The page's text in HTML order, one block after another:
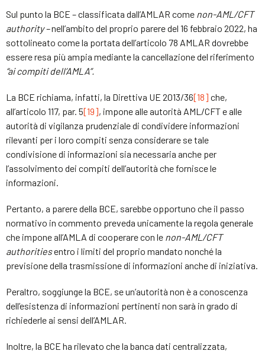
Sul punto la BCE – classificata dall’AMLAR come non-AML/CFT
authority –nell’ambito del proprio parere del 16 febbraio 2022, ha
sottolineato come la portata dell’articolo 78 AMLAR dovrebbe
essere resa più ampia mediante la cancellazione del riferimento
“ai compiti dell’AMLA”.
La BCE richiama, infatti, la Direttiva UE 2013/36[18] che,
all’articolo 117, par. 5[19], impone alle autorità AML/CFT e alle
autorità di vigilanza prudenziale di condividere informazioni
rilevanti per i loro compiti senza considerare se tale
condivisione di informazioni sia necessaria anche per
l’assolvimento dei compiti dell’autorità che fornisce le
informazioni.
Pertanto, a parere della BCE, sarebbe opportuno che il passo
normativo in commento preveda unicamente la regola generale
che impone all’AMLA di cooperare con le non-AML/CFT
authoritiesentro i limiti del proprio mandato nonché la
previsione della trasmissione di informazioni anche di iniziativa.
Peraltro, soggiunge la BCE, se un’autorità non è a conoscenza
dell’esistenza di informazioni pertinenti non sarà in grado di
richiederle ai sensi dell’AMLAR.
Inoltre, la BCE ha rilevato che la banca dati centralizzata,